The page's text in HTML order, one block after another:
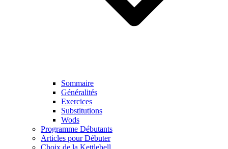
Sommaire
Généralités
Exercices
Substitutions
Wods
Programme Débutants
Articles pour Débuter
Choix de la Kettlebell